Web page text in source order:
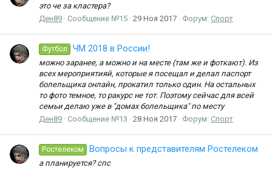
это че за кластера?
Ден89
Сообщение №15 29 Ноя 2017 Форум: Спорт
Футбол ЧМ 2018 в России!
можно заранее, а можно и на месте (там же и фоткают). Из
всех мероприятияй, которые я посещал и делал паспорт
болельщика онлайн, прокатил только один. На остальных
то фото темное, то ракурс не тот. Поэтому сейчас для всей
семьи делаю уже в "домах болельщика" по месту
Ден89
Сообщение №13 28 Ноя 2017 Форум: Спорт
Ростелеком Вопросы к представителям Ростелеком
а планируется? спс